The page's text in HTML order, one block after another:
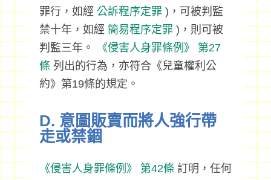
罪行，如經 公訴程序定罪)，可被判監
禁十年，如經 簡易程序定罪)，則可被
判監三年。
《侵害人身罪條例》
第27
條 列出的行為，亦符合《兒童權利公
約》第19條的規定。
D. 意圖販賣而將人強行帶
走或禁錮
《侵害人身罪條例》 第42條 訂明，任何